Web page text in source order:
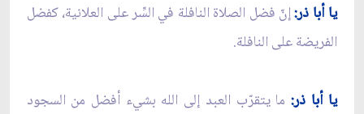
يا أبا ذر:إنّ فضل الصلاة النافلة في السِّر على العلانية، كفضل
الفريضة على النافلة.
يا أبا ذر: ما يتقرّب العبد إلى الله بشيء أفضل من السجود